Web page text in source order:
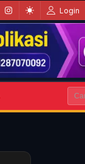
Login